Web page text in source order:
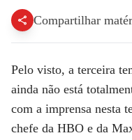
Compartilhar
Pelo visto, a terceira
ainda não está
com a imprensa nesta
chefe da HBO e da